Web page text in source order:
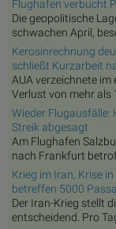
Flughafen verbucht
Die geopolitische
schwachen April,
Kerosinrechnung
schließt Kurzarbeit
AUA verzeichnete
Verlust von mehr als
Wieder Flugausfälle:
Streik abgesagt
Am Flughafen
nach Frankfurt
Krieg im Iran, Krise
betreffen 5000
Der Iran-Krieg stellt
entscheidend. Pro